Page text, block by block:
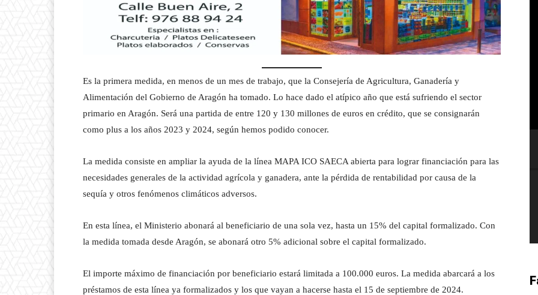
Es la primera medida, en menos de un mes de trabajo, que la Consejería de Agricultura, Ganadería y
Alimentación del Gobierno de Aragón ha tomado. Lo hace dado el atípico año que está sufriendo el sector
primario en Aragón. Será una partida de entre 120 y 130 millones de euros en crédito, que se consignarán
como plus a los años 2023 y 2024, según hemos podido conocer.
La medida consiste en ampliar la ayuda de la línea MAPA ICO SAECA abierta para lograr financiación para las
necesidades generales de la actividad agrícola y ganadera, ante la pérdida de rentabilidad por causa de la
sequía y otros fenómenos climáticos adversos.
En esta línea, el Ministerio abonará al beneficiario de una sola vez, hasta un 15% del capital formalizado. Con
la medida tomada desde Aragón, se abonará otro 5% adicional sobre el capital formalizado.
El importe máximo de financiación por beneficiario estará limitada a 100.000 euros. La medida abarcará a los
préstamos de esta línea ya formalizados y los que vayan a hacerse hasta el 15 de septiembre de 2024.